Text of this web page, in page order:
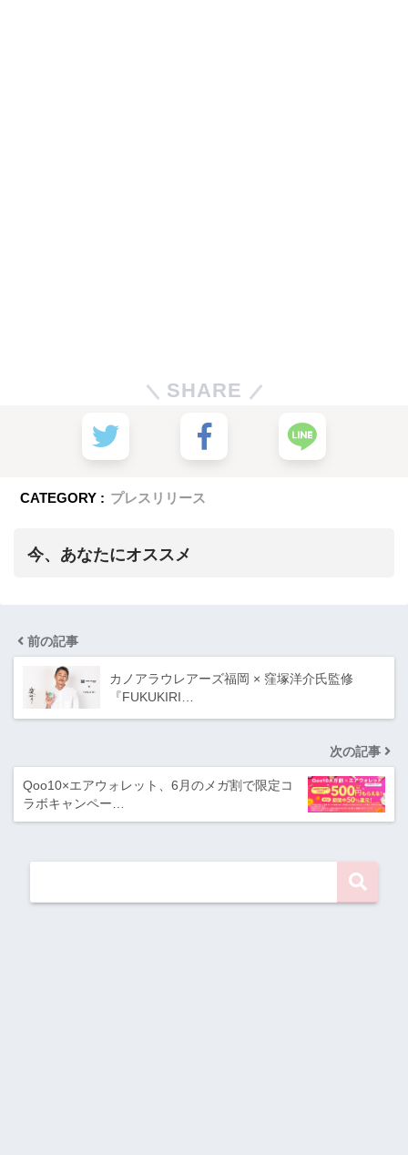
SHARE
CATEGORY : プレスリリース
今、あなたにオススメ
前の記事
カノアラウレアーズ福岡 × 窪塚洋介氏監修
『FUKUKIRI…
次の記事
Qoo10×エアウォレット、6月のメガ割で限定コ
ラボキャンペー…